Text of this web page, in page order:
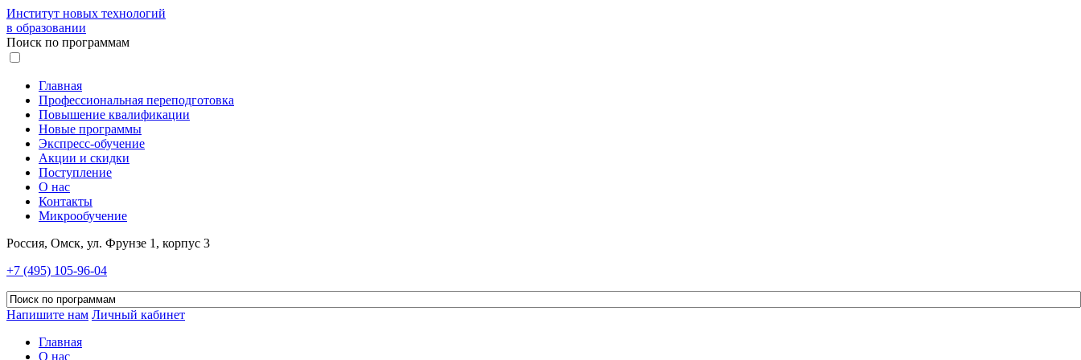
Институт новых технологий
в образовании
Поиск по программам
Главная
Профессиональная переподготовка
Повышение квалификации
Новые программы
Экспресс-обучение
Акции и скидки
Поступление
О нас
Контакты
Микрообучение
Россия, Омск, ул. Фрунзе 1, корпус 3
+7 (495) 105-96-04
Напишите нам Личный кабинет
Главная
О нас